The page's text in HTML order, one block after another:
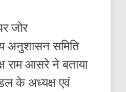
जोर
अनुशासन समिति
राम आसरे ने बताया
के अध्यक्ष एवं